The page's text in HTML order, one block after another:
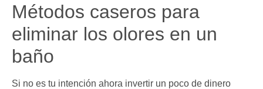
Métodos caseros para
eliminar los olores en un
baño
Si no es tu intención ahora invertir un poco de dinero